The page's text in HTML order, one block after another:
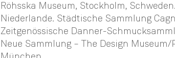
Röhsska Museum, Stockholm,
Niederlande. Städtische Sammlung
Zeitgenössische Danner-
Neue Sammlung – The Design